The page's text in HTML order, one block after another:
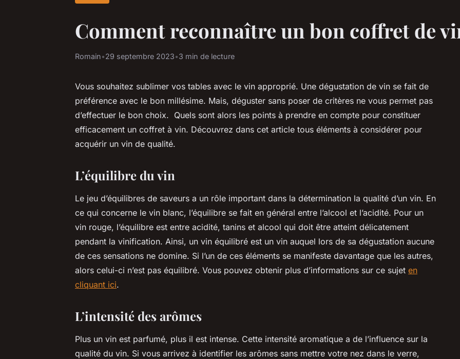
Comment reconnaître un bon coffret de
Romain•29 septembre 2023•3 min de lecture
Vous souhaitez sublimer vos tables avec le vin approprié. Une dégustation de vin se fait de
préférence avec le bon millésime. Mais, déguster sans poser de critères ne vous permet pas
d’effectuer le bon choix. Quels sont alors les points à prendre en compte pour constituer
efficacement un coffret à vin. Découvrez dans cet article tous éléments à considérer pour
acquérir un vin de qualité.
L’équilibre du vin
Le jeu d’équilibres de saveurs a un rôle important dans la détermination la qualité d’un vin. En
ce qui concerne le vin blanc, l’équilibre se fait en général entre l’alcool et l’acidité. Pour un
vin rouge, l’équilibre est entre acidité, tanins et alcool qui doit être atteint délicatement
pendant la vinification. Ainsi, un vin équilibré est un vin auquel lors de sa dégustation aucune
de ces sensations ne domine. Si l’un de ces éléments se manifeste davantage que les autres,
alors celui-ci n’est pas équilibré. Vous pouvez obtenir plus d’informations sur ce sujet en
cliquant ici.
L’intensité des arômes
Plus un vin est parfumé, plus il est intense. Cette intensité aromatique a de l’influence sur la
qualité du vin. Si vous arrivez à identifier les arômes sans mettre votre nez dans le verre,